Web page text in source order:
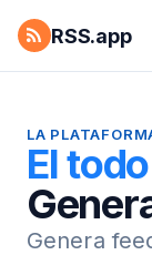
RSS.app
LA
El
Genera